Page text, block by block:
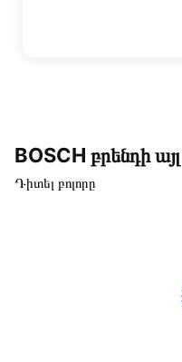
BOSCH բրենդի
Դիտել բոլորը